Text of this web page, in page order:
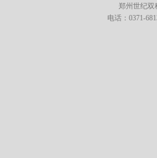
郑州世纪双
电话：0371-